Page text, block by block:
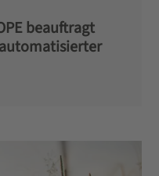
beauftragt